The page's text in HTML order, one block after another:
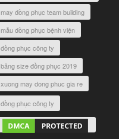
may đồng phục team building
mẫu đồng phục bệnh viện
đồng phục công ty
bảng size đồng phục 2019
xuong may dong phuc gia re
đồng phục công ty